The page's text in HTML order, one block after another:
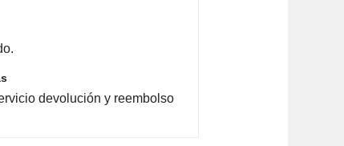
devolución y reembolso